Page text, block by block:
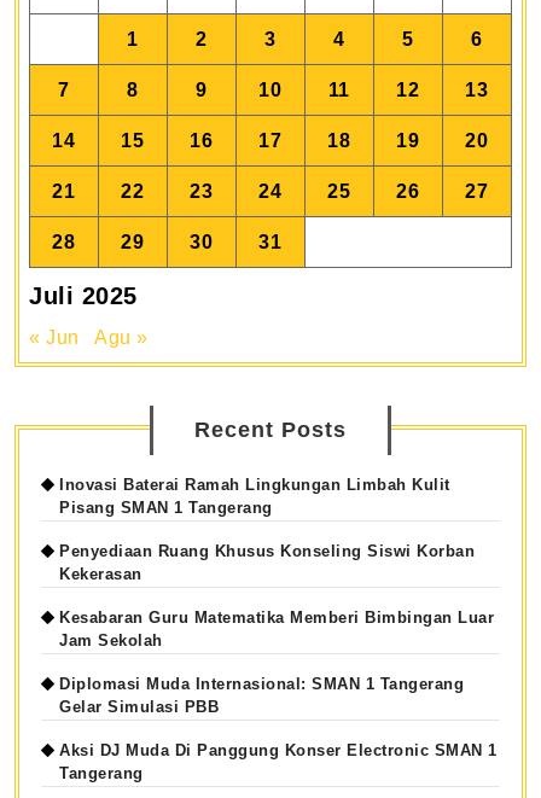
Juli 2025
1 2 3 4 5 6
7 8 9 10 11 12 13
14 15 16 17 18 19 20
21 22 23 24 25 26 27
28 29 30 31
« Jun Agu »
Recent Posts
Inovasi Baterai Ramah Lingkungan Limbah Kulit
Pisang SMAN 1 Tangerang
Penyediaan Ruang Khusus Konseling Siswi Korban
Kekerasan
Kesabaran Guru Matematika Memberi Bimbingan Luar
Jam Sekolah
Diplomasi Muda Internasional: SMAN 1 Tangerang
Gelar Simulasi PBB
Aksi DJ Muda Di Panggung Konser Electronic SMAN 1
Tangerang